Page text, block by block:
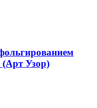
(Арт Узор)